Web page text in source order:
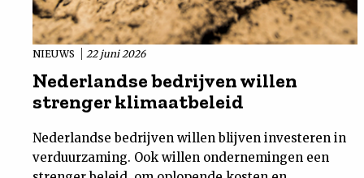
NIEUWS 22 juni 2026
Nederlandse bedrijven willen
strenger klimaatbeleid
Nederlandse bedrijven willen blijven investeren in
verduurzaming. Ook willen ondernemingen een